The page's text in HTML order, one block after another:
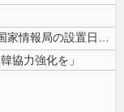
（ ´_ゝ`）中国「高市政権が法制化を進めた国家情報局の設置日が7月3...
協力強化を」